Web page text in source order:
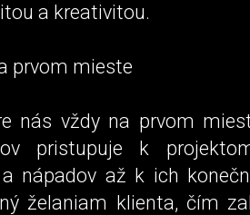
a kreativitou.
prvom mieste
nás vždy na prvom
pristupuje k
nápadov až k ich
želaniam klienta, čím